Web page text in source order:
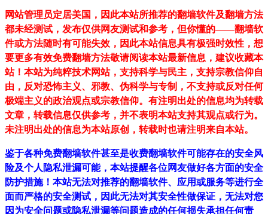
网站管理员定居美国，因此本站所推荐的翻墙软件及翻墙方法
都未经测试，发布仅供网友测试和参考，但你懂的——翻墙软
件或方法随时有可能失效，因此本站信息具有极强时效性，想
要更多有效免费翻墙方法敬请阅读本站最新信息，建议收藏本
站！ 本站为纯粹技术网站，支持科学与民主，支持宗教信仰自
由，反对恐怖主义、邪教、伪科学与专制，不支持或反对任何
极端主义的政治观点或宗教信仰。有注明出处的信息均为转载
文章，转载信息仅供参考，并不表明本站支持其观点或行为。
未注明出处的信息为本站原创，转载时也请注明来自本站。
鉴于各种免费翻墙软件甚至是收费翻墙软件可能存在的安全风
险及个人隐私泄漏可能，本站提醒各位网友做好各方面的安全
防护措施！本站无法对推荐的翻墙软件、应用或服务等进行全
面而严格的安全测试，因此无法对其安全性做保证，无法对您
因为安全问题或隐私泄漏等问题造成的任何损失承担任何责